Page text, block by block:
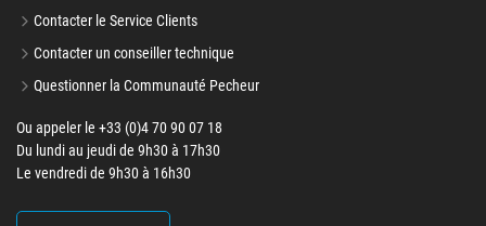
Contacter le Service Clients
Contacter un conseiller technique
Questionner la Communauté Pecheur
Ou appeler le +33 (0)4 70 90 07 18
Du lundi au jeudi de 9h30 à 17h30
Le vendredi de 9h30 à 16h30